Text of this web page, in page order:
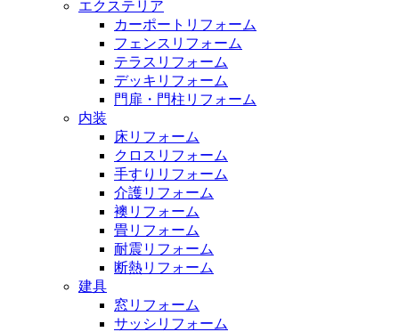
エクステリア
カーポートリフォーム
フェンスリフォーム
テラスリフォーム
デッキリフォーム
門扉・門柱リフォーム
内装
床リフォーム
クロスリフォーム
手すりリフォーム
介護リフォーム
襖リフォーム
畳リフォーム
耐震リフォーム
断熱リフォーム
建具
窓リフォーム
サッシリフォーム